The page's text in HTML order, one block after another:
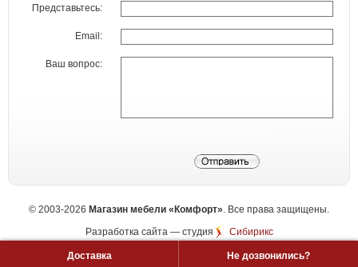
Представьтесь:
Email:
Ваш вопрос:
Доставка Не дозвонились?
© 2003-2026 Магазин мебели «Комфорт». Все права защищены.
Разработка сайта— студия Сибирикс